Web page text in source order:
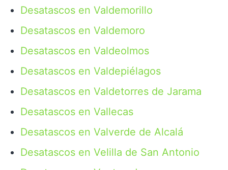
Desatascos en Valdemorillo
Desatascos en Valdemoro
Desatascos en Valdeolmos
Desatascos en Valdepiélagos
Desatascos en Valdetorres de Jarama
Desatascos en Vallecas
Desatascos en Valverde de Alcalá
Desatascos en Velilla de San Antonio